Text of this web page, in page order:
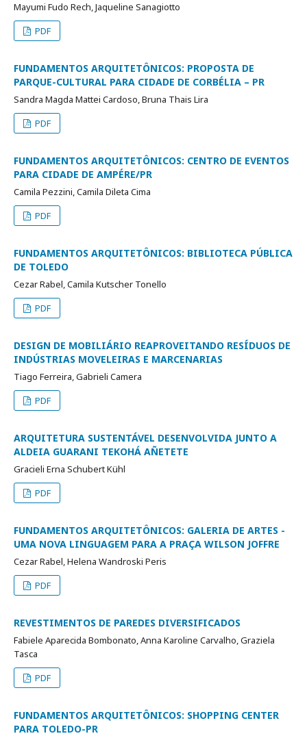
Mayumi Fudo Rech, Jaqueline Sanagiotto
PDF
FUNDAMENTOS ARQUITETÔNICOS: PROPOSTA DE
PARQUE-CULTURAL PARA CIDADE DE CORBÉLIA – PR
Sandra Magda Mattei Cardoso, Bruna Thais Lira
PDF
FUNDAMENTOS ARQUITETÔNICOS: CENTRO DE EVENTOS
PARA CIDADE DE AMPÉRE/PR
Camila Pezzini, Camila Dileta Cima
PDF
FUNDAMENTOS ARQUITETÔNICOS: BIBLIOTECA PÚBLICA
DE TOLEDO
Cezar Rabel, Camila Kutscher Tonello
PDF
DESIGN DE MOBILIÁRIO REAPROVEITANDO RESÍDUOS DE
INDÚSTRIAS MOVELEIRAS E MARCENARIAS
Tiago Ferreira, Gabrieli Camera
PDF
ARQUITETURA SUSTENTÁVEL DESENVOLVIDA JUNTO A
ALDEIA GUARANI TEKOHÁ AÑETETE
Gracieli Erna Schubert Kühl
PDF
FUNDAMENTOS ARQUITETÔNICOS: GALERIA DE ARTES -
UMA NOVA LINGUAGEM PARA A PRAÇA WILSON JOFFRE
Cezar Rabel, Helena Wandroski Peris
PDF
REVESTIMENTOS DE PAREDES DIVERSIFICADOS
Fabiele Aparecida Bombonato, Anna Karoline Carvalho, Graziela
Tasca
PDF
FUNDAMENTOS ARQUITETÔNICOS: SHOPPING CENTER
PARA TOLEDO-PR